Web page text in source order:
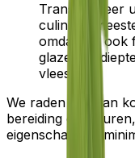
Transformeer
culinaire
omdat het ook
glaze, die
vlees.
We raden niet aan
bereiding en
eigenschappen